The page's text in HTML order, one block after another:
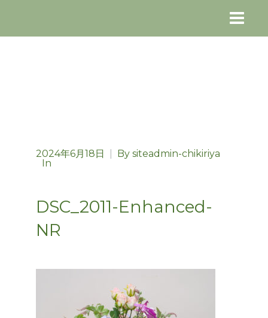
2024年6月18日 By siteadmin-chikiriya
In
DSC_2011-Enhanced-
NR